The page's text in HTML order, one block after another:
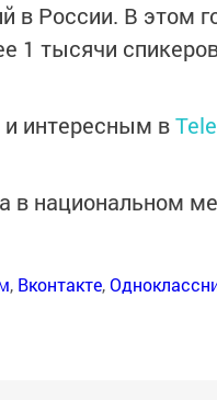
в России. В этом
1 тысячи
интересным в
в национальном
, Вконтакте,